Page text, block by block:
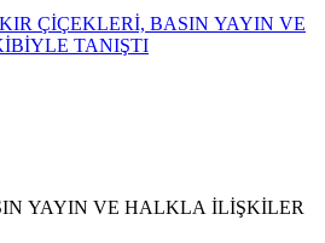
KIR ÇİÇEKLERİ, BASIN YAYIN VE
TANIŞTI